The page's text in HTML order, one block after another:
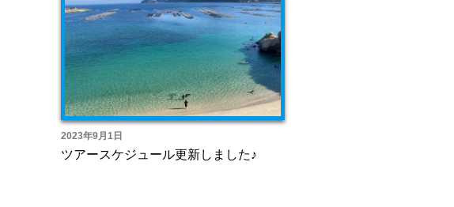
2023年9月1日
ツアースケジュール更新しました♪